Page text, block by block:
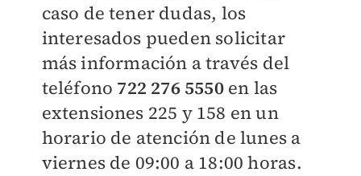
caso de tener dudas, los
interesados pueden solicitar
más información a través del
teléfono 722 276 5550en las
extensiones 225 y 158 en un
horario de atención de lunes a
viernes de 09:00 a 18:00 horas.